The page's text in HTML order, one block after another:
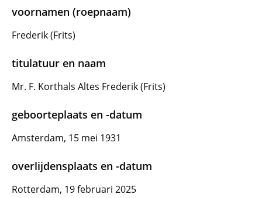
voornamen (roepnaam)
Frederik (Frits)
titulatuur en naam
Mr. F. Korthals Altes Frederik (Frits)
geboorteplaats en -datum
Amsterdam, 15 mei 1931
overlijdensplaats en -datum
Rotterdam, 19 februari 2025